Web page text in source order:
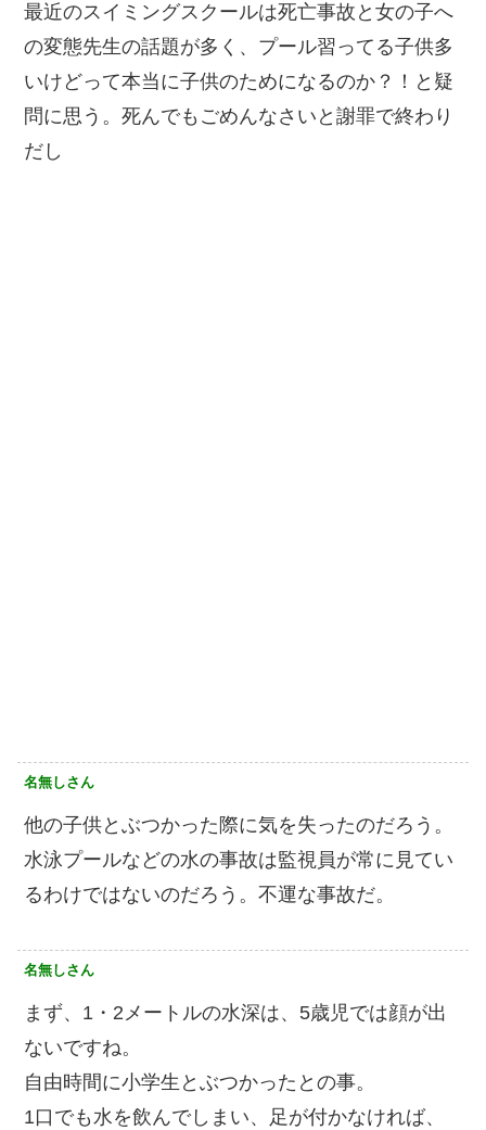
最近のスイミングスクールは死亡事故と女の子へ
の変態先生の話題が多く、プール習ってる子供多
いけどって本当に子供のためになるのか？！と疑
問に思う。死んでもごめんなさいと謝罪で終わり
だし
名無しさん
他の子供とぶつかった際に気を失ったのだろう。
水泳プールなどの水の事故は監視員が常に見てい
るわけではないのだろう。不運な事故だ。
名無しさん
まず、1・2メートルの水深は、5歳児では顔が出
ないですね。
自由時間に小学生とぶつかったとの事。
1口でも水を飲んでしまい、足が付かなければ、